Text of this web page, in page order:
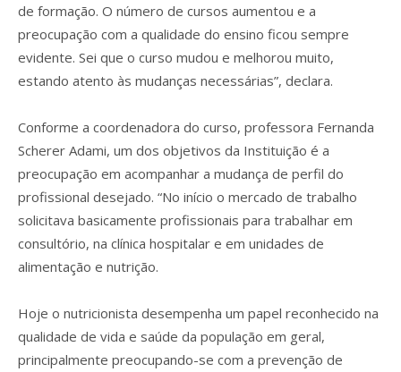
de formação. O número de cursos aumentou e a
preocupação com a qualidade do ensino ficou sempre
evidente. Sei que o curso mudou e melhorou muito,
estando atento às mudanças necessárias”, declara.
Conforme a coordenadora do curso, professora Fernanda
Scherer Adami, um dos objetivos da Instituição é a
preocupação em acompanhar a mudança de perfil do
profissional desejado. “No início o mercado de trabalho
solicitava basicamente profissionais para trabalhar em
consultório, na clínica hospitalar e em unidades de
alimentação e nutrição.
Hoje o nutricionista desempenha um papel reconhecido na
qualidade de vida e saúde da população em geral,
principalmente preocupando-se com a prevenção de